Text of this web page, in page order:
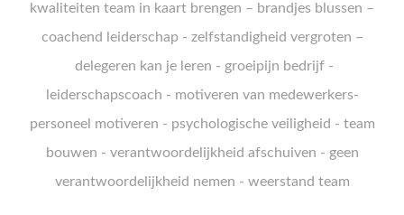
kwaliteiten team in kaart brengen – brandjes blussen –
coachend leiderschap - zelfstandigheid vergroten –
delegeren kan je leren - groeipijn bedrijf-
leiderschapscoach - motiveren van medewerkers-
personeel motiveren - psychologische veiligheid - team
bouwen - verantwoordelijkheid afschuiven - geen
verantwoordelijkheid nemen - weerstand team